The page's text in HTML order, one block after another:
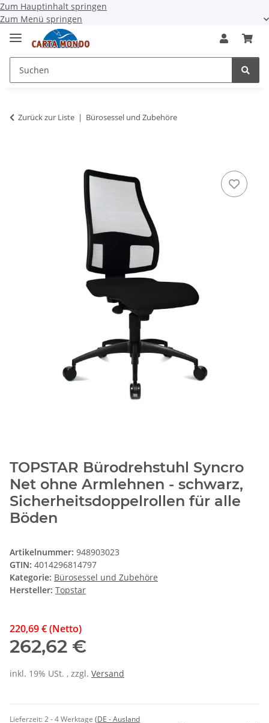
Zum Hauptinhalt springen
Zum Menü springen
Zurück zur Liste Bürosessel und Zubehöre
TOPSTAR Bürodrehstuhl Syncro
Net ohne Armlehnen - schwarz,
Sicherheitsdoppelrollen für alle
Böden
Artikelnummer: 948903023
GTIN: 4014296814797
Kategorie: Bürosessel und Zubehöre
Hersteller: Topstar
220,69 € (Netto)
262,62 €
inkl. 19% USt. , zzgl. Versand
Lieferzeit:2 - 4 Werktage (DE - Ausland